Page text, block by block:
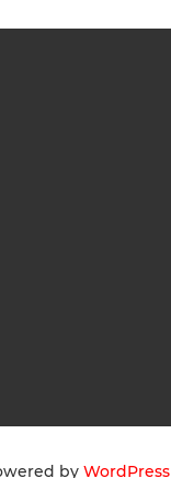
by WordPress